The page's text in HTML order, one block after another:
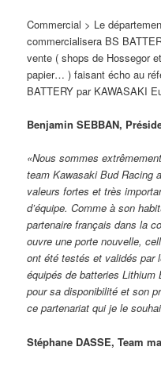
Commercial > Le
commercialisera BS
vente ( shops de Hossegor
papier… ) faisant écho au
BATTERY par KAWASAKI
Benjamin SEBBAN,
«Nous sommes
team Kawasaki Bud Racing
valeurs fortes et très
d’équipe. Comme à son
partenaire français dans la
ouvre une porte nouvelle,
ont été testés et validés par
équipés de batteries
pour sa disponibilité et son
ce partenariat qui je le
Stéphane DASSE, Team